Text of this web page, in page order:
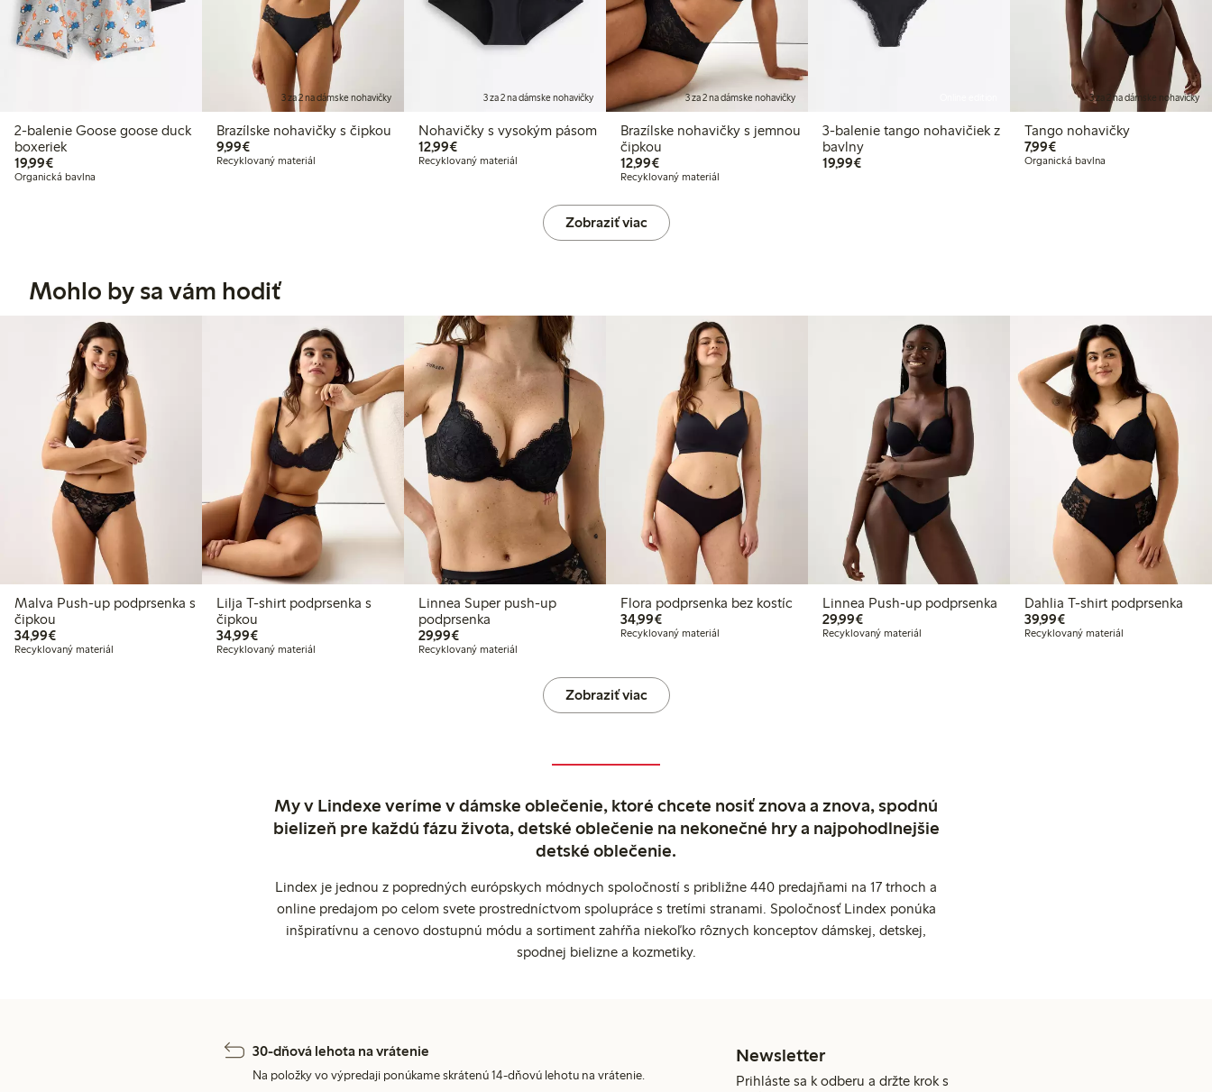
2-balenie Goose goose duck
boxeriek
19,99€19,99 €
Organická bavlna
3 za 2 na dámske nohavičky
Brazílske nohavičky s čipkou
9,99€9,99 €
Recyklovaný materiál
3 za 2 na dámske nohavičky
Nohavičky s vysokým pásom
12,99€12,99 €
Recyklovaný materiál
3 za 2 na dámske nohavičky
Brazílske nohavičky s jemnou
čipkou
12,99€12,99 €
Recyklovaný materiál
3-balenie tango nohavičiek z
bavlny
19,99€19,99 €
3 za 2 na dámske nohavičky
Tango nohavičky
7,99€7,99 €
Organická bavlna
Zobraziť viac
Mohlo by sa vám hodiť
Malva Push-up podprsenka s
čipkou
34,99€34,99 €
Recyklovaný materiál
Lilja T-shirt podprsenka s
čipkou
34,99€34,99 €
Recyklovaný materiál
Linnea Super push-up
podprsenka
29,99€29,99 €
Recyklovaný materiál
Flora podprsenka bez kostíc
34,99€34,99 €
Recyklovaný materiál
Linnea Push-up podprsenka
29,99€29,99 €
Recyklovaný materiál
Dahlia T-shirt podprsenka
39,99€39,99 €
Recyklovaný materiál
Zobraziť viac
My v Lindexe veríme v dámske oblečenie, ktoré chcete nosiť znova a znova, spodnú
bielizeň pre každú fázu života, detské oblečenie na nekonečné hry a najpohodlnejšie
detské oblečenie.
Lindex je jednou z popredných európskych módnych spoločností s približne 440 predajňami na 17 trhoch a
online predajom po celom svete prostredníctvom spolupráce s tretími stranami. Spoločnosť Lindex ponúka
inšpiratívnu a cenovo dostupnú módu a sortiment zahŕňa niekoľko rôznych konceptov dámskej, detskej,
spodnej bielizne a kozmetiky.
30-dňová lehota na vrátenie
Na položky vo výpredaji ponúkame skrátenú 14-dňovú lehotu na vrátenie.
Newsletter
Prihláste sa k odberu a držte krok s